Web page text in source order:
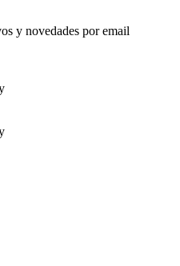
y novedades por email